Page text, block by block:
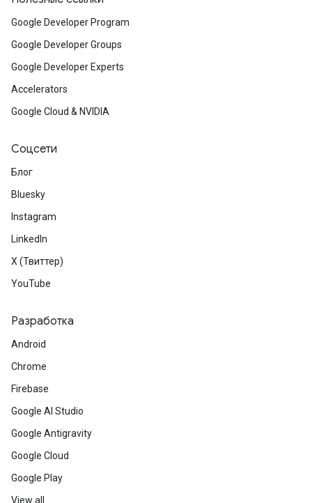
Google Developer Program
Google Developer Groups
Google Developer Experts
Accelerators
Google Cloud & NVIDIA
Соцсети
Блог
Bluesky
Instagram
LinkedIn
X (Твиттер)
YouTube
Разработка
Android
Chrome
Firebase
Google AI Studio
Google Antigravity
Google Cloud
Google Play
View all